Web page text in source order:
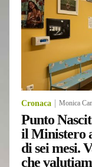
Cronaca Monica
Punto
il Ministero
di sei mesi.
che